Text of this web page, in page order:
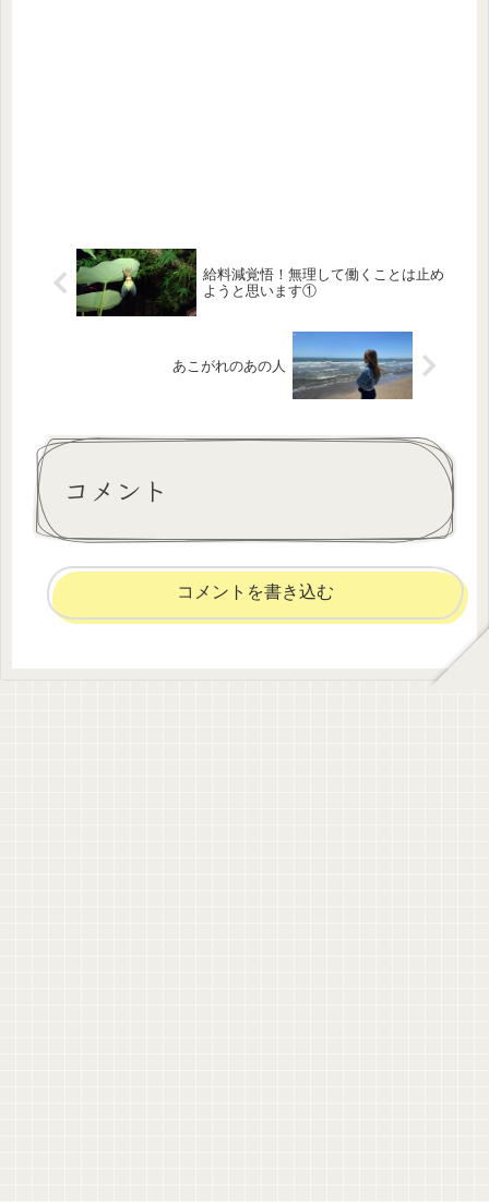
給料減覚悟！無理して働くことは止め
ようと思います①
あこがれのあの人
コメント
コメントを書き込む